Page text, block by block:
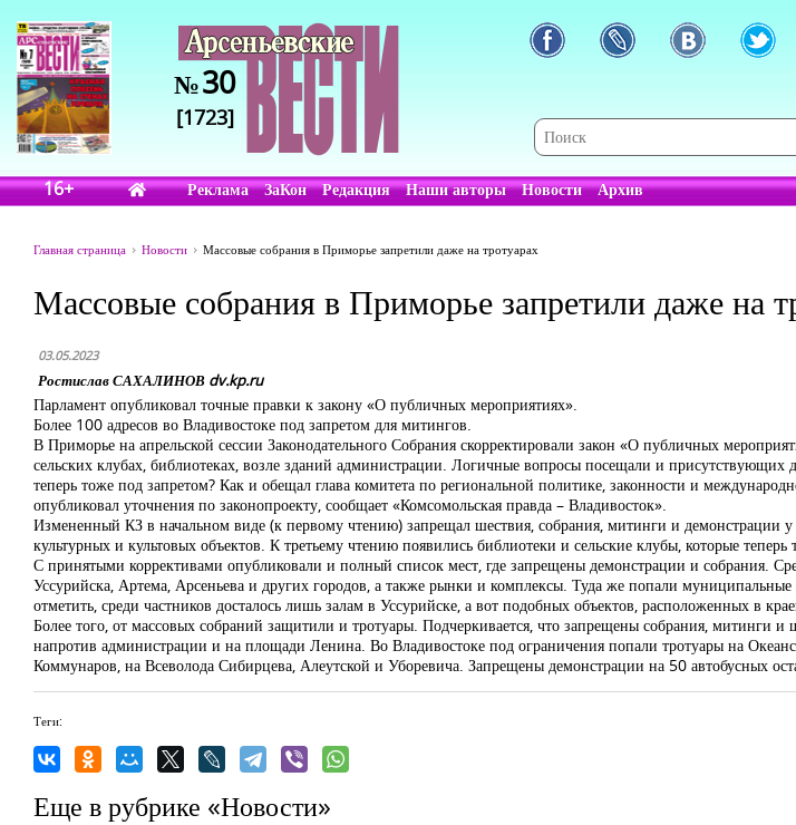
№30
[1723]
16+ Реклама ЗаКон Редакция Наши авторы Новости Архив
Главная страница Новости Массовые собрания в Приморье запретили даже на тротуарах
Массовые собрания в Приморье запретили даже на
03.05.2023
Ростислав САХАЛИНОВ dv.kp.ru
Парламент опубликовал точные правки к закону «О публичных мероприятиях».
Более 100 адресов во Владивостоке под запретом для митингов.
В Приморье на апрельской сессии Законодательного Собрания скорректировали закон «О публичных
сельских клубах, библиотеках, возле зданий администрации. Логичные вопросы посещали и присутствующих
теперь тоже под запретом? Как и обещал глава комитета по региональной политике, законности и
опубликовал уточнения по законопроекту, сообщает «Комсомольская правда – Владивосток».
Измененный КЗ в начальном виде (к первому чтению) запрещал шествия, собрания, митинги и демонстрации
культурных и культовых объектов. К третьему чтению появились библиотеки и сельские клубы, которые
С принятыми коррективами опубликовали и полный список мест, где запрещены демонстрации и собрания.
Уссурийска, Артема, Арсеньева и других городов, а также рынки и комплексы. Туда же попали
отметить, среди частников досталось лишь залам в Уссурийске, а вот подобных объектов, расположенных в
Более того, от массовых собраний защитили и тротуары. Подчеркивается, что запрещены собрания, митинги
напротив администрации и на площади Ленина. Во Владивостоке под ограничения попали тротуары на
Коммунаров, на Всеволода Сибирцева, Алеутской и Уборевича. Запрещены демонстрации на 50 автобусных
Теги:
Еще в рубрике «Новости»